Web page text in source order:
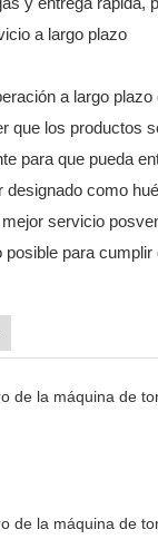
a largo plazo
a largo
que los productos
para que pueda
designado como
servicio
posible para